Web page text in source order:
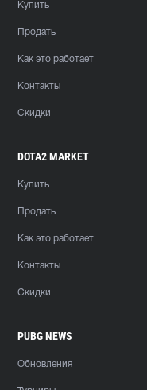
Купить
Продать
Как это работает
Контакты
Скидки
DOTA2 MARKET
Купить
Продать
Как это работает
Контакты
Скидки
PUBG NEWS
Обновления